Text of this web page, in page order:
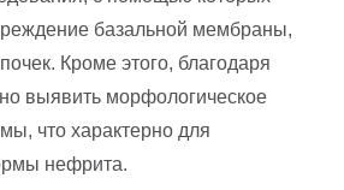
базальной мембраны,
Кроме этого, благодаря
выявить морфологическое
что характерно для
нефрита.